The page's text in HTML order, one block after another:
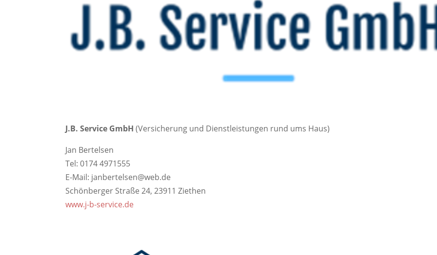
J.B. Service GmbH(Versicherung und Dienstleistungen rund ums Haus)
Jan Bertelsen
Tel: 0174 4971555
E-Mail: janbertelsen@web.de
Schönberger Straße 24, 23911 Ziethen
www.j-b-service.de